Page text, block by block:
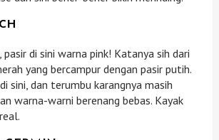
pasir di sini warna pink! Katanya sih dari
yang bercampur dengan pasir putih.
sini, dan terumbu karangnya masih
warna-warni berenang bebas. Kayak